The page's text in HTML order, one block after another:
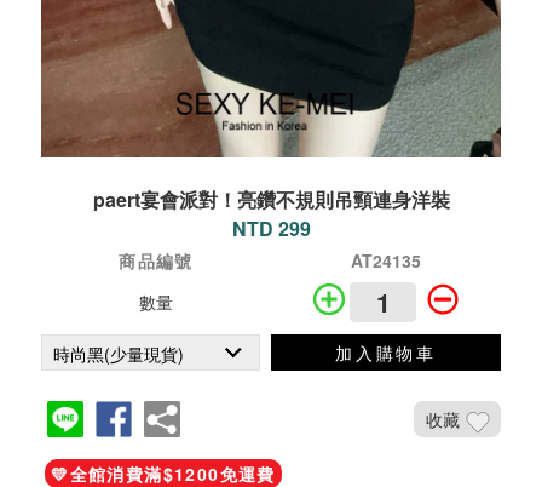
paert宴會派對！亮鑽不規則吊頸連身洋裝
NTD 299
商品編號
AT24135
數量
加入購物車
收藏
💛全館消費滿$1200免運費